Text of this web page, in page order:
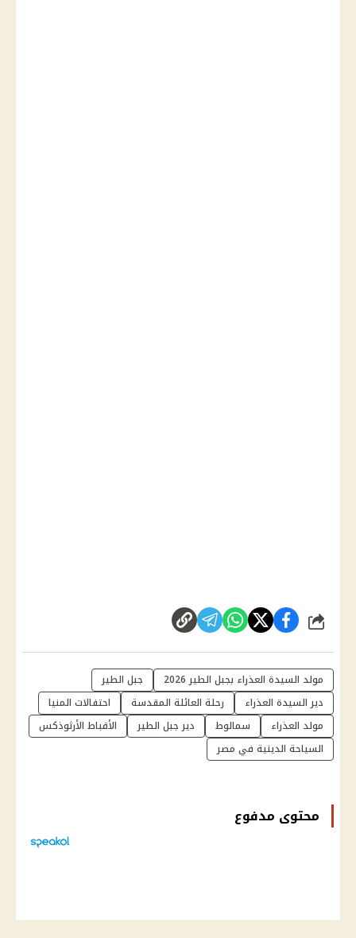
شارك
مولد السيدة العذراء بجبل الطير 2026
جبل الطير
دير السيدة العذراء
رحلة العائلة المقدسة
احتفالات المنيا
مولد العذراء
سمالوط دير جبل الطير
الأقباط الأرثوذكس
السياحة الدينية في مصر
محتوى مدفوع